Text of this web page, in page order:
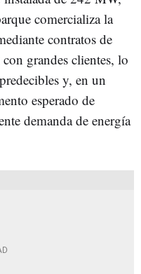
comercializa la
contratos de
grandes clientes, lo
y, en un
esperado de
demanda de energía